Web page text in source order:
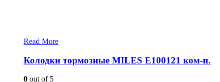
Read More
Колодки тормозные MILES E100121 ком-п.
0 out of 5